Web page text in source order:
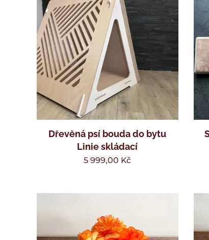
Dřevěná psí bouda do bytu
Linie skládací
5 999,00 Kč